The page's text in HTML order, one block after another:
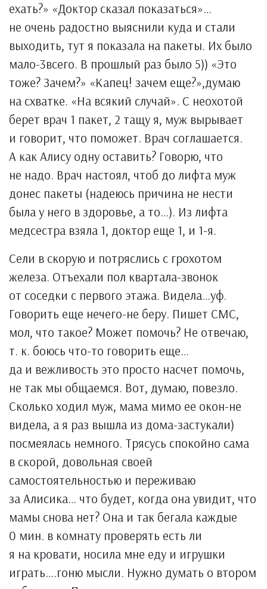
ехать?» «Доктор сказал показаться»…
не очень радостно выяснили куда и стали
выходить, тут я показала на пакеты. Их было
мало-3всего. В прошлый раз было 5)) «Это
тоже? Зачем?» «Капец! зачем еще?»,думаю
на схватке. «На всякий случай». С неохотой
берет врач 1 пакет, 2 тащу я, муж вырывает
и говорит, что поможет. Врач соглашается.
А как Алису одну оставить? Говорю, что
не надо. Врач настоял, чтоб до лифта муж
донес пакеты (надеюсь причина не нести
была у него в здоровье, а то…). Из лифта
медсестра взяла 1, доктор еще 1, и 1-я.
Сели в скорую и потряслись с грохотом
железа. Отъехали пол квартала-звонок
от соседки с первого этажа. Видела…уф.
Говорить еще нечего-не беру. Пишет СМС,
мол, что такое? Может помочь? Не отвечаю,
т. к. боюсь что-то говорить еще…
да и вежливость это просто насчет помочь,
не так мы общаемся. Вот, думаю, повезло.
Сколько ходил муж, мама мимо ее окон-не
видела, а я раз вышла из дома-застукали)
посмеялась немного. Трясусь спокойно сама
в скорой, довольная своей
самостоятельностью и переживаю
за Алисика… что будет, когда она увидит, что
мамы снова нет? Она и так бегала каждые
0 мин. в комнату проверять есть ли
я на кровати, носила мне еду и игрушки
играть….гоню мысли. Нужно думать о втором